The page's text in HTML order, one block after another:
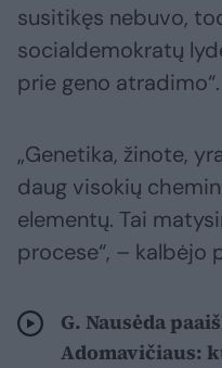
susitikęs nebuvo,
socialdemokratų
prie geno atradimo“.
„Genetika, žinote,
daug visokių
elementų. Tai
procese“, – kalbėjo
G. Nausėda
Adomavičiaus: